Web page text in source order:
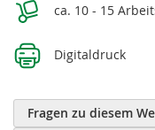
ca. 10 - 15
Digitaldruck
Fragen zu diesem